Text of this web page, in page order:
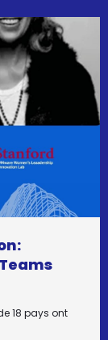
18 pays ont